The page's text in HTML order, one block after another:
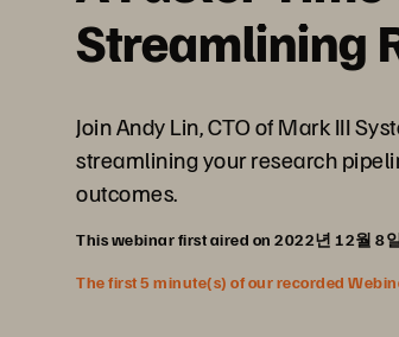
Streamlining
Join Andy Lin, CTO of Mark III
streamlining your research
outcomes.
This webinar first aired on 2022년 12월 8
The first 5 minute(s) of our recorded